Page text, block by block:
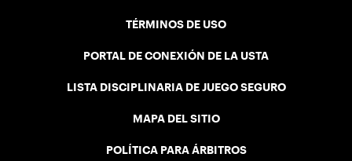
TÉRMINOS DE USO
PORTAL DE CONEXIÓN DE LA USTA
LISTA DISCIPLINARIA DE JUEGO SEGURO
MAPA DEL SITIO
POLÍTICA PARA ÁRBITROS